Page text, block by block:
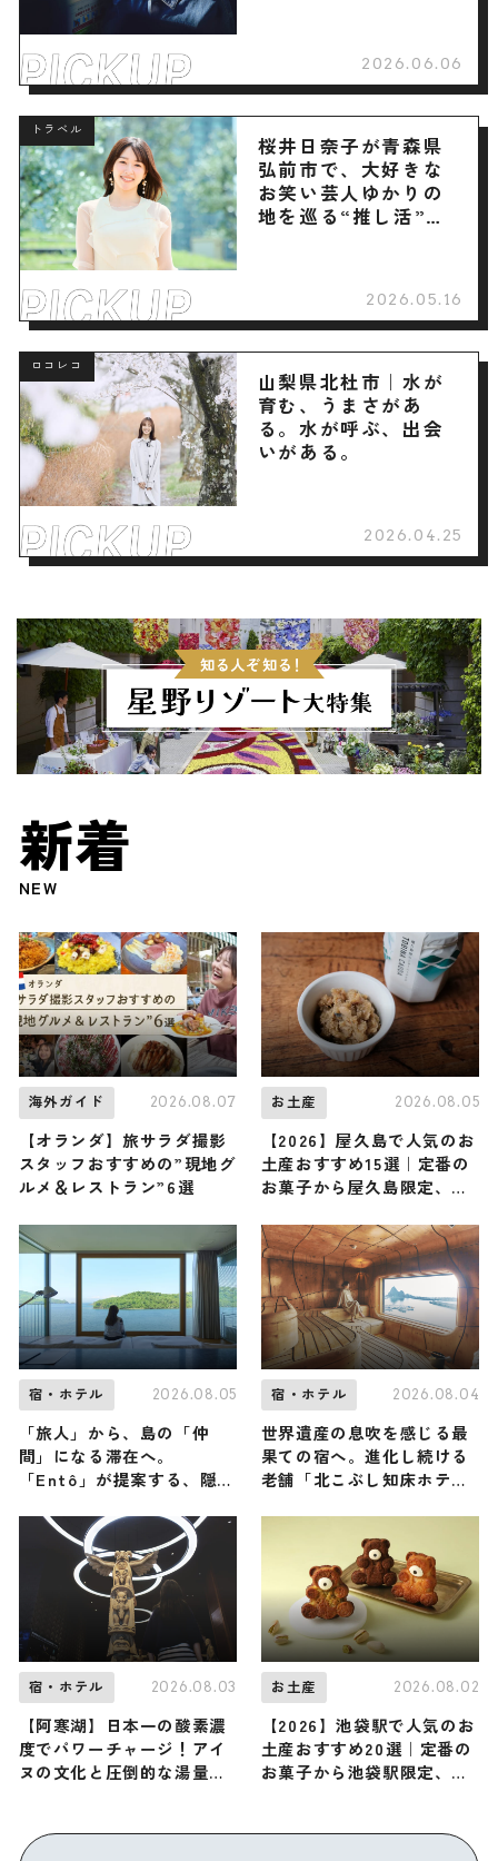
2026.06.06
トラベル
桜井日奈子が青森県
弘前市で、大好きな
お笑い芸人ゆかりの
地を巡る“推し活”旅
2026.05.16
ロコレコ
山梨県北杜市｜水が
育む、うまさがあ
る。水が呼ぶ、出会
いがある。
2026.04.25
新着
NEW
海外ガイド 2026.08.07
【オランダ】旅サラダ撮影
スタッフおすすめの”現地グ
ルメ＆レストラン”6選
お土産 2026.08.05
【2026】屋久島で人気のお
土産おすすめ15選｜定番の
お菓子から屋久島限定、ば
宿・ホテル 2026.08.05
「旅人」から、島の「仲
間」になる滞在へ。
「Entô」が提案する、隠
に触れる特別な体験
宿・ホテル 2026.08.04
世界遺産の息吹を感じる最
果ての宿へ。進化し続ける
老舗「北こぶし知床ホテル
宿・ホテル 2026.08.03
【阿寒湖】日本一の酸素濃
度でパワーチャージ！アイ
ヌの文化と圧倒的な湯量の
お土産 2026.08.02
【2026】池袋駅で人気のお
土産おすすめ20選｜定番の
お菓子から池袋駅限定、お